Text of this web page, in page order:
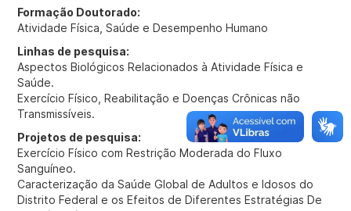
Formação Doutorado:
Atividade Física, Saúde e Desempenho Humano
Linhas de pesquisa:
Aspectos Biológicos Relacionados à Atividade Física e
Saúde.
Exercício Físico, Reabilitação e Doenças Crônicas não
Transmissíveis.
Projetos de pesquisa:
Exercício Físico com Restrição Moderada do Fluxo
Sanguíneo.
Caracterização da Saúde Global de Adultos e Idosos do
Distrito Federal e os Efeitos de Diferentes Estratégias De